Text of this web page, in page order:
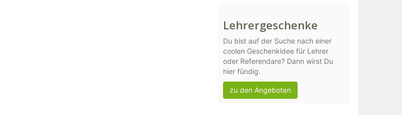
Lehrergeschenke
Du bist auf der Suche nach einer
coolen Geschenkidee für Lehrer
oder Referendare? Dann wirst Du
hier fündig.
zu den Angeboten